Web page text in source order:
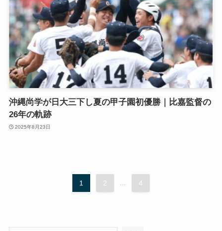
沖縄尚学が日大三下し夏の甲子園初優勝｜比嘉監督の
26年の軌跡
2025年8月23日
1 2 ... 4